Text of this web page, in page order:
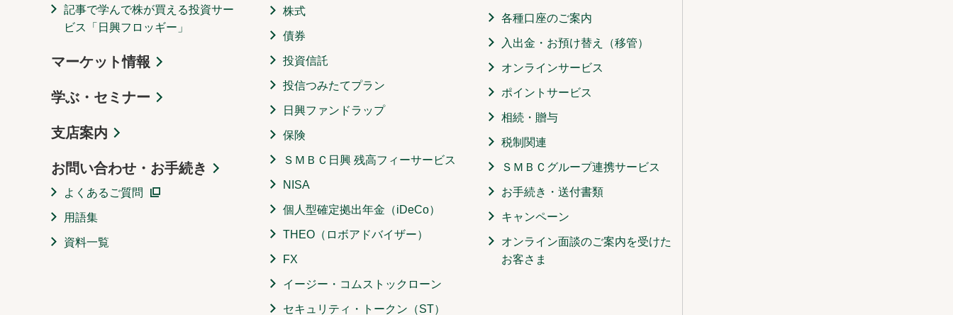
記事で学んで株が買える投資サー
ビス「日興フロッギー」
マーケット情報
学ぶ・セミナー
支店案内
お問い合わせ・お手続き
よくあるご質問
用語集
資料一覧
株式
債券
投資信託
投信つみたてプラン
日興ファンドラップ
保険
ＳＭＢＣ日興 残高フィーサービス
NISA
個人型確定拠出年金（iDeCo）
THEO（ロボアドバイザー）
FX
イージー・コムストックローン
セキュリティ・トークン（ST）
各種口座のご案内
入出金・お預け替え（移管）
オンラインサービス
ポイントサービス
相続・贈与
税制関連
ＳＭＢＣグループ連携サービス
お手続き・送付書類
キャンペーン
オンライン面談のご案内を受けた
お客さま